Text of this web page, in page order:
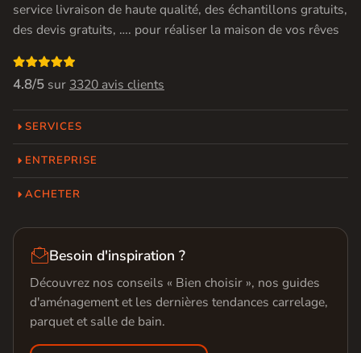
service livraison de haute qualité, des échantillons gratuits,
des devis gratuits, …. pour réaliser la maison de vos rêves

4.8/5 sur 3320 avis clients
SERVICES
ENTREPRISE
ACHETER
Besoin d'inspiration ?
Découvrez nos conseils « Bien choisir », nos guides
d'aménagement et les dernières tendances carrelage,
parquet et salle de bain.